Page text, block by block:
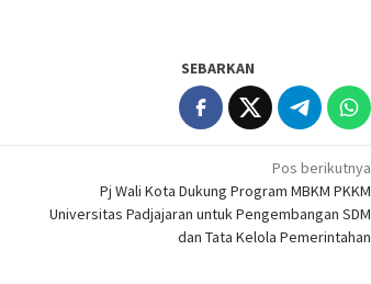
SEBARKAN
Pos berikutnya
Pj Wali Kota Dukung Program MBKM PKKM
Universitas Padjajaran untuk Pengembangan SDM
dan Tata Kelola Pemerintahan